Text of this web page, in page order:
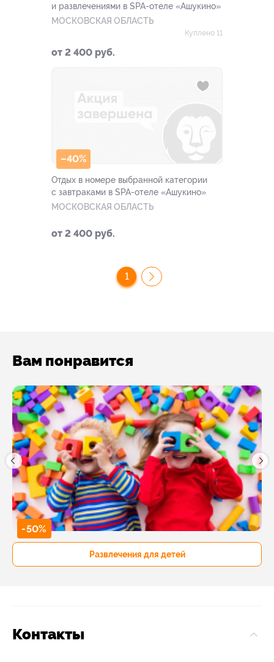
и развлечениями в SPA-отеле «Ашукино»
МОСКОВСКАЯ ОБЛАСТЬ
от 2 400 руб.
Куплено 11
–40%
Отдых в номере выбранной категории
с завтраками в SPA-отеле «Ашукино»
МОСКОВСКАЯ ОБЛАСТЬ
от 2 400 руб.
1
Вам понравится
-50%
Развлечения для детей
Контакты